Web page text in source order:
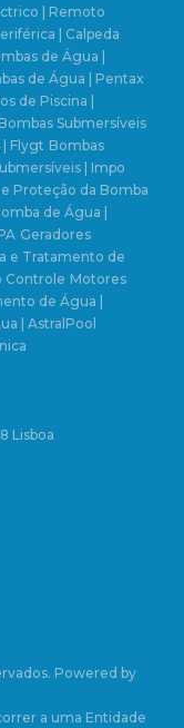
| Remoto
| Calpeda
de Água |
de Água | Pentax
de Piscina |
Bombas Submersíveis
| Flygt Bombas
| Impo
Proteção da Bomba
de Água |
Geradores
e Tratamento de
Controle Motores
de Água |
| AstralPool
Lisboa
Powered by
a uma Entidade